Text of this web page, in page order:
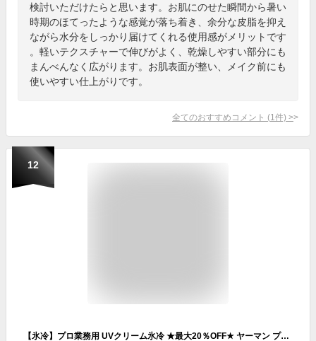
検討いただけたらと思います。お肌にのせた瞬間から暑い
時期のほてったような感覚が落ち着き、余分な皮脂を抑え
ながら水分をしっかり届けてくれる使用感がメリットです
。軽いテクスチャーで伸びがよく、乾燥しやすい部分にも
まんべんなく広がります。お肌表面が整い、メイク前にも
使いやすい仕上がりです。
全てのおすすめコメント (1 件) >
12
【氷冷】プロ業務用 UVクリーム氷冷 ★最大20％OFF★ ヤーマン プロ・業務用 UVクリーム 氷冷 50g 単品 UVケア ひんやり 強冷感 ビタミンC誘導体 SPF50+ PA++++ 紫外線 せっけんオフ UVクリーム 顔 からだ 日焼け止め nkp bnm